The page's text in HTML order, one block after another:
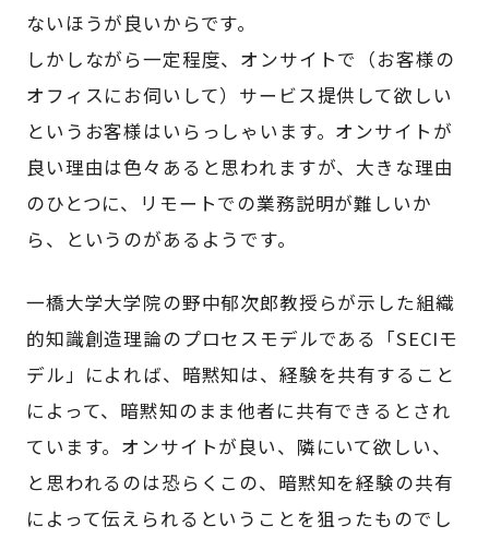
ないほうが良いからです。
しかしながら一定程度、オンサイトで（お客様の
オフィスにお伺いして）サービス提供して欲しい
というお客様はいらっしゃいます。オンサイトが
良い理由は色々あると思われますが、大きな理由
のひとつに、リモートでの業務説明が難しいか
ら、というのがあるようです。
一橋大学大学院の野中郁次郎教授らが示した組織
的知識創造理論のプロセスモデルである「SECIモ
デル」によれば、暗黙知は、経験を共有すること
によって、暗黙知のまま他者に共有できるとされ
ています。オンサイトが良い、隣にいて欲しい、
と思われるのは恐らくこの、暗黙知を経験の共有
によって伝えられるということを狙ったものでし